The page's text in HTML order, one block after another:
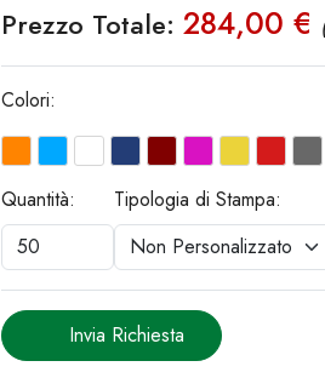
Prezzo Totale: 284,00 €
Colori:
Quantità: Tipologia di Stampa:
Invia Richiesta